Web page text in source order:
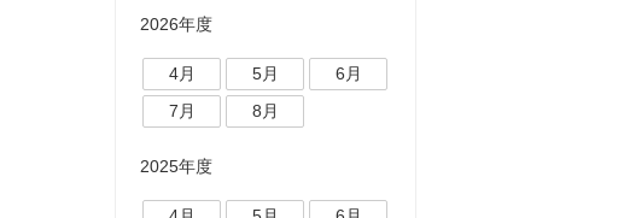
2026年度
4月 5月
6月
7月
8月
2025年度